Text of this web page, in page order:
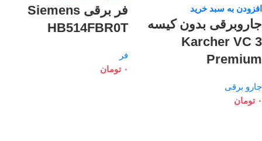
افزودن به سبد خرید
جاروبرقی بدون کیسه
Karcher VC 3
Premium
جارو برقی
۰ تومان
فر برقی Siemens
HB514FBR0T
فر
۰ تومان